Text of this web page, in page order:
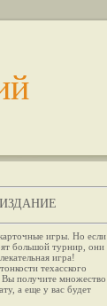
игры. Но если
большой турнир, они
игра!
техасского
получите множество
а еще у вас будет